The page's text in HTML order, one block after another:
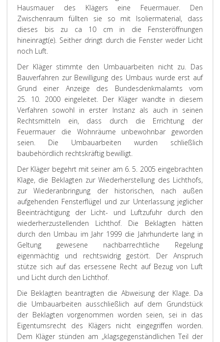
Hausmauer des Klägers eine Feuermauer. Den
Zwischenraum füllten sie so mit Isoliermaterial, dass
dieses bis zu ca 10 cm in die Fensteröffnungen
hineinragt(e). Seither dringt durch die Fenster weder Licht
noch Luft.
Der Kläger stimmte den Umbauarbeiten nicht zu. Das
Bauverfahren zur Bewilligung des Umbaus wurde erst auf
Grund einer Anzeige des Bundesdenkmalamts vom
25. 10. 2000 eingeleitet. Der Kläger wandte in diesem
Verfahren sowohl in erster Instanz als auch in seinen
Rechtsmitteln ein, dass durch die Errichtung der
Feuermauer die Wohnräume unbewohnbar geworden
seien. Die Umbauarbeiten wurden schließlich
baubehördlich rechtskräftig bewilligt.
Der Kläger begehrt mit seiner am 6. 5. 2005 eingebrachten
Klage, die Beklagten zur Wiederherstellung des Lichthofs,
zur Wiederanbringung der historischen, nach außen
aufgehenden Fensterflügel und zur Unterlassung jeglicher
Beeinträchtigung der Licht- und Luftzufuhr durch den
wiederherzustellenden Lichthof. Die Beklagten hätten
durch den Umbau im Jahr 1999 die Jahrhunderte lang in
Geltung gewesene nachbarrechtliche Regelung
eigenmächtig und rechtswidrig gestört. Der Anspruch
stütze sich auf das ersessene Recht auf Bezug von Luft
und Licht durch den Lichthof.
Die Beklagten beantragten die Abweisung der Klage. Da
die Umbauarbeiten ausschließlich auf dem Grundstück
der Beklagten vorgenommen worden seien, sei in das
Eigentumsrecht des Klägers nicht eingegriffen worden.
Dem Kläger stünden am „klagsgegenständlichen Teil der